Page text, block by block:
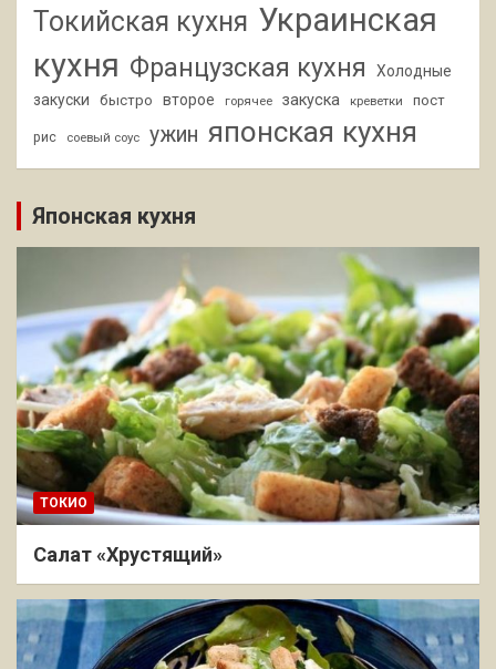
Токийская кухня Украинская
кухня Французская кухня
Холодные
закуски
быстро второе горячее закуска креветки пост
рис соевый соус ужин японская кухня
Японская кухня
ТОКИО
Салат «Хрустящий»